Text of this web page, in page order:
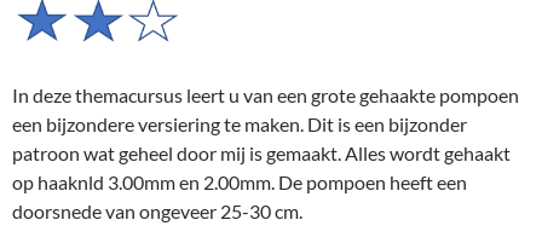
In deze themacursus leert u van een grote gehaakte pompoen
een bijzondere versiering te maken. Dit is een bijzonder
patroon wat geheel door mij is gemaakt. Alles wordt gehaakt
op haaknld 3.00mm en 2.00mm. De pompoen heeft een
doorsnede van ongeveer 25-30 cm.